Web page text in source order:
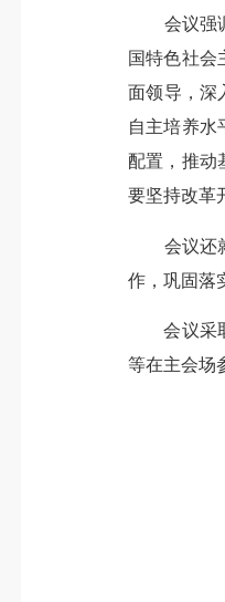
会议强调
国特色社会
面领导，深
自主培养水
配置，推动
要坚持改革
会议还就
作，巩固落
会议采取
等在主会场